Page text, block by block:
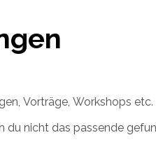
Vorträge, Workshops etc.
du nicht das passende